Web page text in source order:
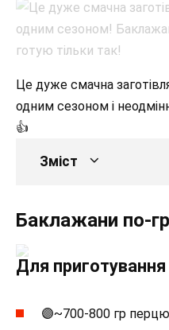
Це дуже смачна
одним сезоном і
👍
Зміст
Баклажани по-
Для
🟣~700-800 гр